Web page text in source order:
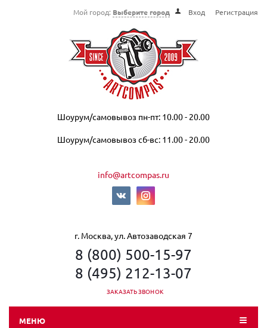
Мой город: Выберите город Вход Регистрация
Шоурум/самовывоз пн-пт: 10.00 - 20.00
Шоурум/самовывоз сб-вс: 11.00 - 20.00
info@artcompas.ru
г. Москва, ул. Автозаводская 7
8 (800) 500-15-97
8 (495) 212-13-07
ЗАКАЗАТЬ ЗВОНОК
МЕНЮ